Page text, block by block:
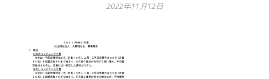
2022年11月12日